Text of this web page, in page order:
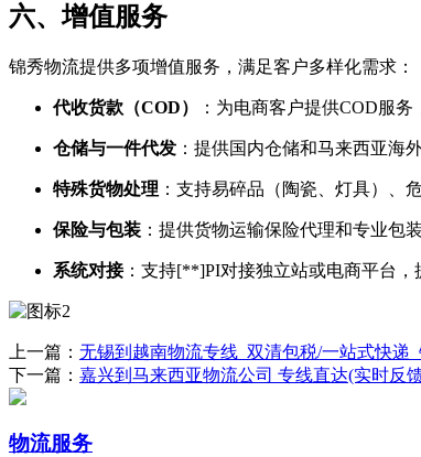
六、增值服务
锦秀物流提供多项增值服务，满足客户多样化需求：
代收货款（COD）​ ：为电商客户提供COD服务
仓储与一件代发 ：提供国内仓储和马来西亚海
特殊货物处理 ：支持易碎品（陶瓷、灯具）、
保险与包装 ：提供货物运输保险代理和专业包装
系统对接：支持[**]PI对接独立站或电商平台，
上一篇： 无锡到越南物流专线_双清包税/一站式快递
下一篇： 嘉兴到马来西亚物流公司 专线直达(实时反
物流服务